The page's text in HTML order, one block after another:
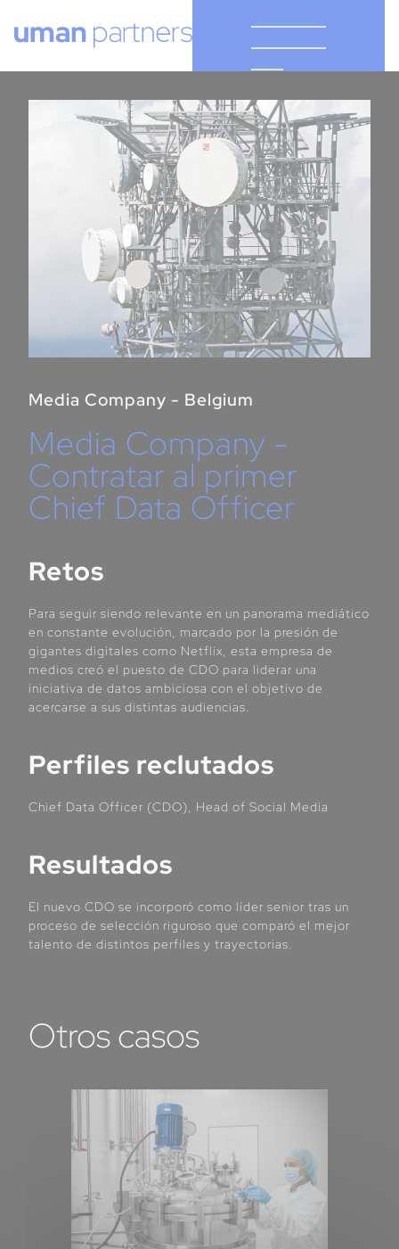
Media Company - Belgium
Media Company -
Contratar al primer
Chief Data Officer
Retos
Para seguir siendo relevante en un panorama mediático
en constante evolución, marcado por la presión de
gigantes digitales como Netflix, esta empresa de
medios creó el puesto de CDO para liderar una
iniciativa de datos ambiciosa con el objetivo de
acercarse a sus distintas audiencias.
Perfiles reclutados
Chief Data Officer (CDO), Head of Social Media
Resultados
El nuevo CDO se incorporó como líder senior tras un
proceso de selección riguroso que comparó el mejor
talento de distintos perfiles y trayectorias.
Otros casos